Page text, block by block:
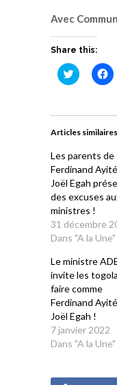
Avec
Share this:
Cliquez
pour
dans
nouvelle
Articles similaires
Les parents de
Ferdinand
Joël Egah
des excuses
ministres !
31 décembre
Dans "A la Une"
Le ministre
invite les
faire comme
Ferdinand
Joël Egah !
7 janvier 2022
Dans "A la Une"